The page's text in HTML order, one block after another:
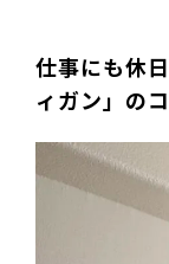
仕事にも休
ィガン」の